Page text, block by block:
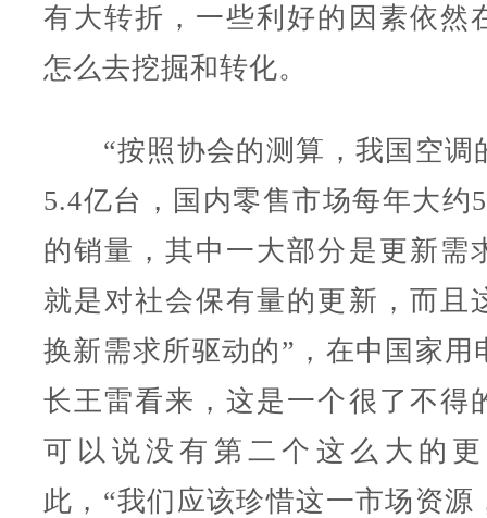
有大转折，一些利好的因素依然
怎么去挖掘和转化。
“按照协会的测算，我国空调
5.4亿台，国内零售市场每年大约
的销量，其中一大部分是更新需
就是对社会保有量的更新，而且
换新需求所驱动的”，在中国家用
长王雷看来，这是一个很了不得
可以说没有第二个这么大的
此，“我们应该珍惜这一市场资源